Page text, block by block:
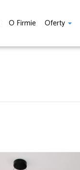
O Firmie Oferty